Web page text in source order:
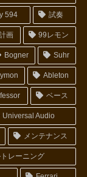
594 試奏
画 99レモン
Bogner Suhr
Ableton
ベース
Universal Audio
メンテナンス
レーニング